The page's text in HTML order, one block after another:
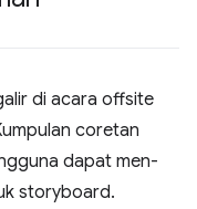
di acara offsite
coretan
dapat men-
storyboard.